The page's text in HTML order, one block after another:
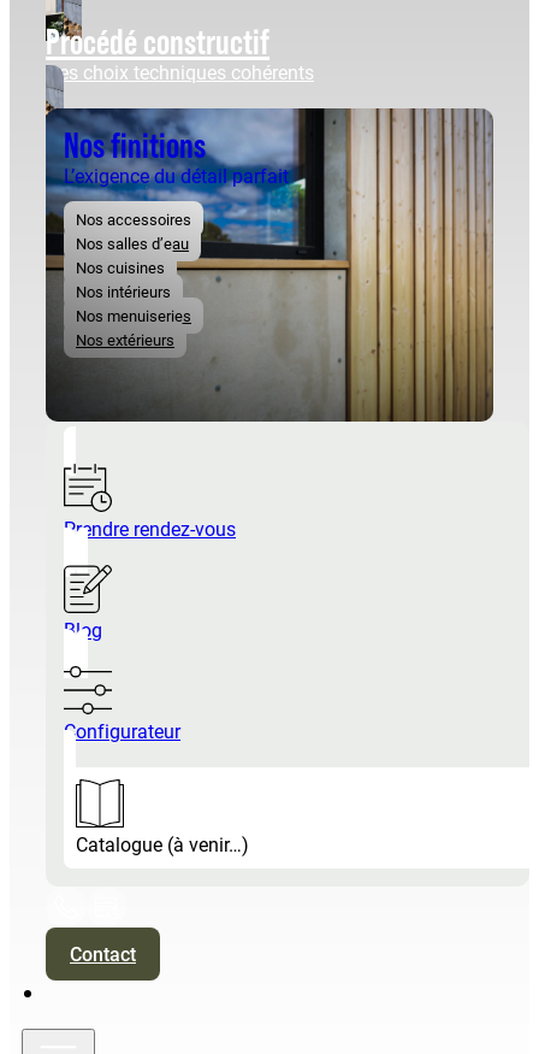
Procédé constructif
Des choix techniques cohérents
Nos finitions
L’exigence du détail parfait
Nos accessoires
Nos salles d’eau
Nos cuisines
Nos intérieurs
Nos menuiseries
Nos extérieurs
Prendre rendez-vous
Blog
Configurateur
Catalogue (à venir…)
Contact